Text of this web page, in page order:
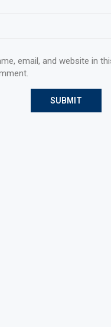
email, and website in